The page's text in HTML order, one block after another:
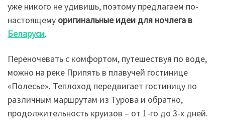
уже никого не удивишь, поэтому предлагаем по-
настоящему оригинальные идеи для ночлега в
Беларуси.
Переночевать с комфортом, путешествуя по воде,
можно на реке Припять в плавучей гостинице
«Полесье». Теплоход передвигает гостиницу по
различным маршрутам из Турова и обратно,
продолжительность круизов – от 1-го до 3-х дней.